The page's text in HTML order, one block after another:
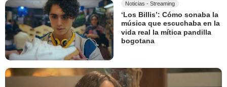
Noticias - Streaming
‘Los Billis’: Cómo sonaba la
música que escuchaba en la
vida real la mítica pandilla
bogotana